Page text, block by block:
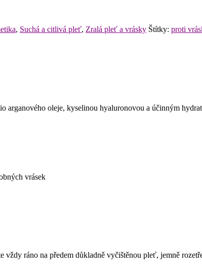
, Suchá a citlivá pleť, Zralá pleť a vrásky Štítky: proti
arganového oleje, kyselinou hyaluronovou a účinným
vrásek
ráno na předem důkladně vyčištěnou pleť, jemně